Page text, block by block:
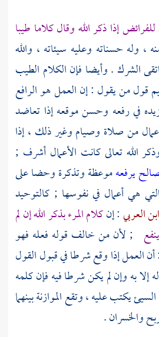
إذا ذكر الله وقال كلاما طيبا
، وله حسناته وعليه سيئاته ، والله
الشرك . وأيضا فإن الكلام الطيب
قول من يقول : إن العمل هو الرافع
في رفعه وحسن موقعه إذا تعاضد
من صلاة وصيام وغير ذلك ، إذا
الله تعالى كانت الأعمال أشرف ;
يرفعهموعظة وتذكرة وحضا على
هي أعمال في نفوسها ; كالتوحيد
ابن العربي: إنكلام المرء بذكر الله إن لم
; لأن من خالف قوله فعله فهو
العمل إذا وقع شرطا في قبول القول
إلا به وإن لم يكن شرطا فيه فإن كلمه
يكتب عليه ، وتقع الموازنة بينهما
والخسران .